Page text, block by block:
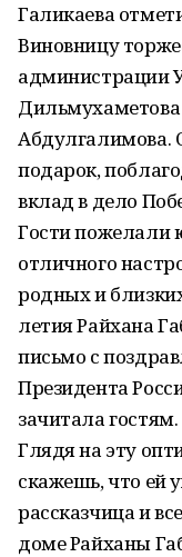
Галикаева
Виновницу
администрации
Абдулгалимова.
подарок,
вклад в дело
Гости пожелали
отличного
родных и
летия Райхана
письмо с
Президента
зачитала гостям.
Глядя на эту
скажешь, что ей
рассказчица и
доме Райханы